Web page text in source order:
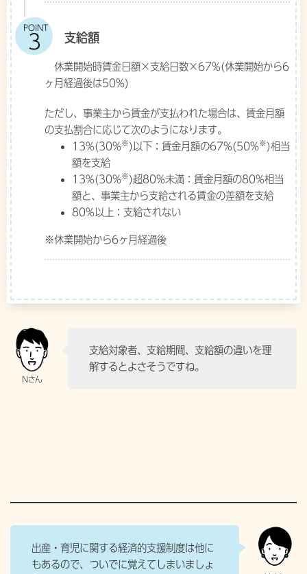
POINT
支給額
休業開始時賃金日額×支給日数×67%(休業開始から6
ヶ月経過後は50%)
ただし、事業主から賃金が支払われた場合は、賃金月額
の支払割合に応じて次のようになります。
13%(30%※)以下：賃金月額の67%(50%※)相当
額を支給
13%(30%※)超80%未満：賃金月額の80%相当
額と、事業主から支給される賃金の差額を支給
80%以上：支給されない
※休業開始から6ヶ月経過後
支給対象者、支給期間、支給額の違いを理
解するとよさそうですね。
出産・育児に関する経済的支援制度は他に
もあるので、ついでに覚えてしまいましょ